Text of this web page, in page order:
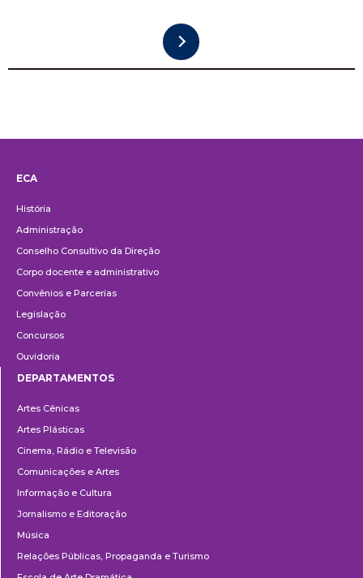
ECA
História
Administração
Conselho Consultivo da Direção
Corpo docente e administrativo
Convênios e Parcerias
Legislação
Concursos
Ouvidoria
DEPARTAMENTOS
Artes Cênicas
Artes Plásticas
Cinema, Rádio e Televisão
Comunicações e Artes
Informação e Cultura
Jornalismo e Editoração
Música
Relações Públicas, Propaganda e Turismo